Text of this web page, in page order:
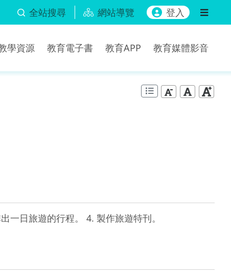
全站搜尋 網站導覽 登入
學資源 教育電子書 教育APP 教育媒體影音
一日旅遊的行程。 4. 製作旅遊特刊。